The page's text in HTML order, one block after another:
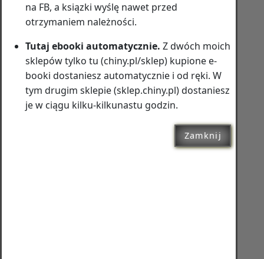
na FB, a ksiązki wyślę nawet przed
otrzymaniem należności.
Tutaj ebooki automatycznie. Z dwóch moich
sklepów tylko tu (chiny.pl/sklep) kupione e-
booki dostaniesz automatycznie i od ręki. W
tym drugim sklepie (sklep.chiny.pl) dostaniesz
je w ciągu kilku-kilkunastu godzin.
Zamknij